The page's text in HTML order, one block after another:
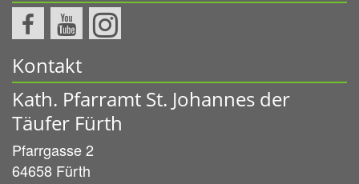
Kontakt
Kath. Pfarramt St. Johannes der
Täufer Fürth
Pfarrgasse 2
64658 Fürth